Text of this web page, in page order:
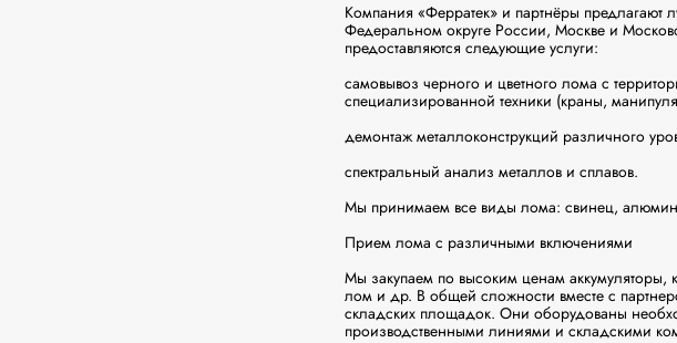
Компания «Ферратек» и партнёры
Федеральном округе России, Москве и
предоставляются следующие услуги:
самовывоз черного и цветного лома с
специализированной техники (краны,
демонтаж металлоконструкций различного
спектральный анализ металлов и сплавов.
Мы принимаем все виды лома: свинец,
Прием лома с различными включениями
Мы закупаем по высоким ценам аккумуляторы,
лом и др. В общей сложности вместе с
складских площадок. Они оборудованы
производственными линиями и складскими